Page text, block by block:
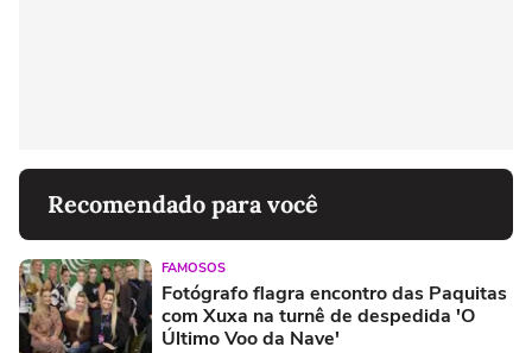
Recomendado para você
FAMOSOS
Fotógrafo flagra encontro das Paquitas
com Xuxa na turnê de despedida 'O
Último Voo da Nave'